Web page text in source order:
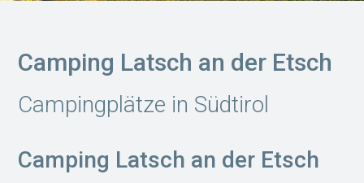
Camping Latsch an der Etsch
Campingplätze in Südtirol
Camping Latsch an der Etsch